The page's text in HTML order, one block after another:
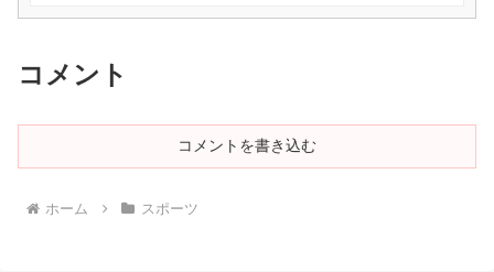
コメント
コメントを書き込む
ホーム スポーツ